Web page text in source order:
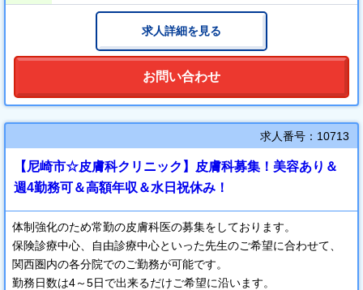
看取り以外で夜間オンコールで走ることはほとんど無いです。そ
の代わり、日中の間に診ていただくようにお願いしています。
求人詳細を見る
お問い合わせ
求人番号：10713
【尼崎市☆皮膚科クリニック】皮膚科募集！美容あり＆
週4勤務可＆高額年収＆水日祝休み！
体制強化のため常勤の皮膚科医の募集をしております。
保険診療中心、自由診療中心といった先生のご希望に合わせて、
関西圏内の各分院でのご勤務が可能です。
勤務日数は4～5日で出来るだけご希望に沿います。